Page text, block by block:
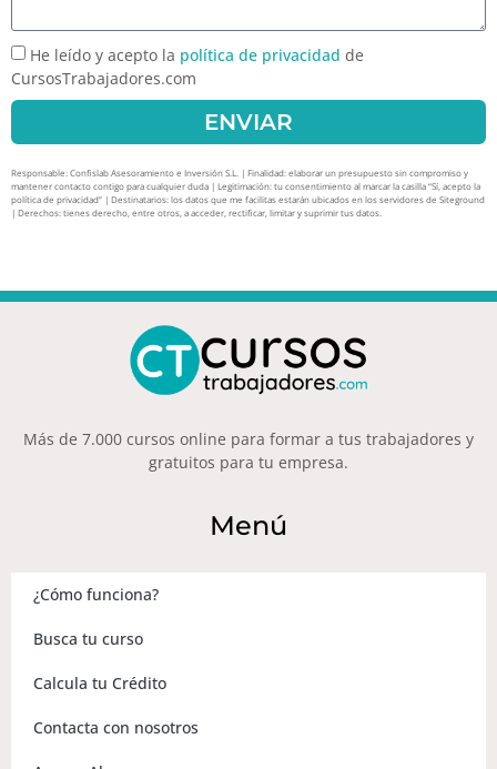
He leído y acepto la política de privacidad de
CursosTrabajadores.com
ENVIAR
Responsable: Confislab Asesoramiento e Inversión S.L. | Finalidad: elaborar un presupuesto sin compromiso y
mantener contacto contigo para cualquier duda | Legitimación: tu consentimiento al marcar la casilla “Sí, acepto la
política de privacidad” | Destinatarios: los datos que me facilitas estarán ubicados en los servidores de Siteground
| Derechos: tienes derecho, entre otros, a acceder, rectificar, limitar y suprimir tus datos.
Más de 7.000 cursos online para formar a tus trabajadores y
gratuitos para tu empresa.
Menú
¿Cómo funciona?
Busca tu curso
Calcula tu Crédito
Contacta con nosotros